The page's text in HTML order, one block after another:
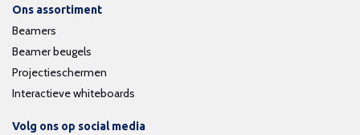
Ons assortiment
Beamers
Beamer beugels
Projectieschermen
Interactieve whiteboards
Volg ons op social media